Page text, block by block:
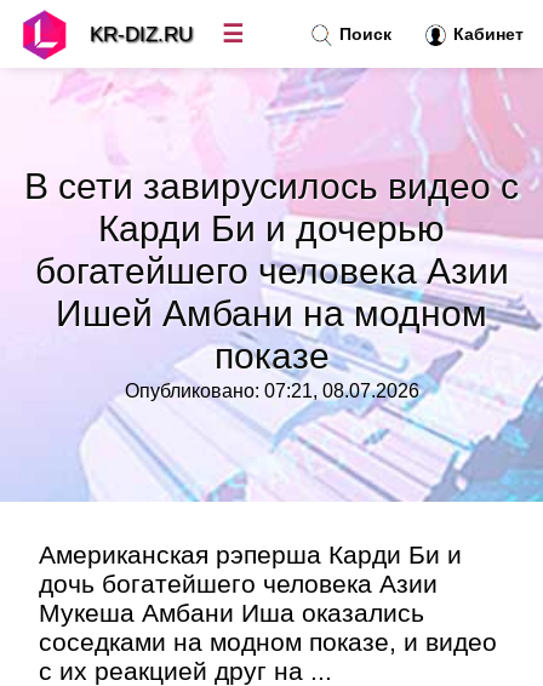
В сети завирусилось видео с
Карди Би и дочерью
богатейшего человека Азии
Ишей Амбани на модном
показе
Опубликовано: 07:21, 08.07.2026
Американская рэперша Карди Би и
дочь богатейшего человека Азии
Мукеша Амбани Иша оказались
соседками на модном показе, и видео
с их реакцией друг на ...
Поиск Кабинет
KR-DIZ.RU ☰
Топ новостей»
Рубрики»
Контакт»